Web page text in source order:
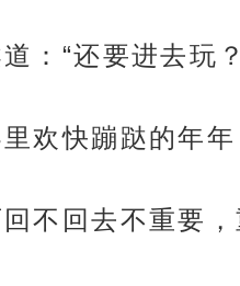
：“还要进去玩
欢快蹦跶的年
不回去不重要